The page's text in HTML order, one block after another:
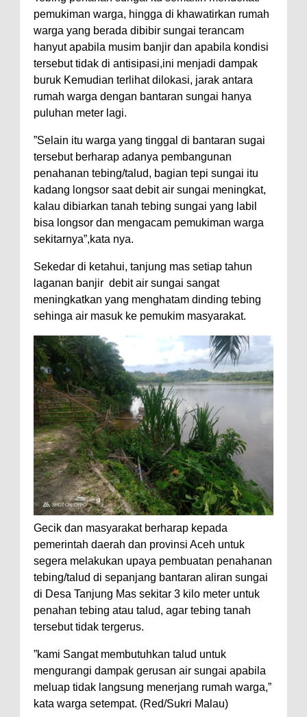
pemukiman warga, hingga di khawatirkan rumah
warga yang berada dibibir sungai terancam
hanyut apabila musim banjir dan apabila kondisi
tersebut tidak di antisipasi,ini menjadi dampak
buruk Kemudian terlihat dilokasi, jarak antara
rumah warga dengan bantaran sungai hanya
puluhan meter lagi.
”Selain itu warga yang tinggal di bantaran sugai
tersebut berharap adanya pembangunan
penahanan tebing/talud, bagian tepi sungai itu
kadang longsor saat debit air sungai meningkat,
kalau dibiarkan tanah tebing sungai yang labil
bisa longsor dan mengacam pemukiman warga
sekitarnya”,kata nya.
Sekedar di ketahui, tanjung mas setiap tahun
laganan banjir debit air sungai sangat
meningkatkan yang menghatam dinding tebing
sehinga air masuk ke pemukim masyarakat.
Gecik dan masyarakat berharap kepada
pemerintah daerah dan provinsi Aceh untuk
segera melakukan upaya pembuatan penahanan
tebing/talud di sepanjang bantaran aliran sungai
di Desa Tanjung Mas sekitar 3 kilo meter untuk
penahan tebing atau talud, agar tebing tanah
tersebut tidak tergerus.
”kami Sangat membutuhkan talud untuk
mengurangi dampak gerusan air sungai apabila
meluap tidak langsung menerjang rumah warga,”
kata warga setempat. (Red/Sukri Malau)